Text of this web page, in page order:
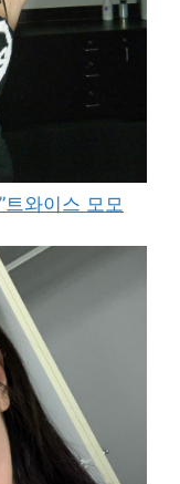
와이스 모모